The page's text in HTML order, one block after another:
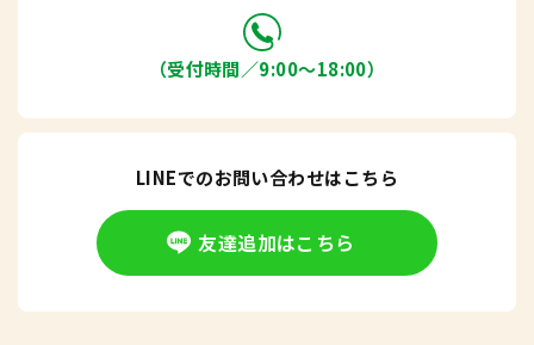
（受付時間／9:00〜18:00）
LINEでのお問い合わせはこちら
友達追加はこちら